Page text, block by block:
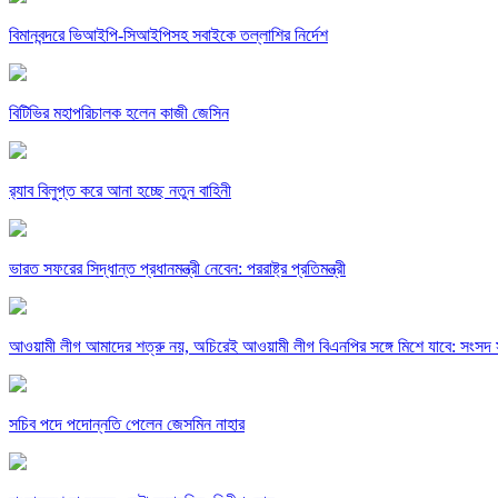
বিমানবন্দরে ভিআইপি-সিআইপিসহ সবাইকে তল্লাশির নির্দেশ
বিটিভির মহাপরিচালক হলেন কাজী জেসিন
র‍্যাব বিলুপ্ত করে আনা হচ্ছে নতুন বাহিনী
ভারত সফরের সিদ্ধান্ত প্রধানমন্ত্রী নেবেন: পররাষ্ট্র প্রতিমন্ত্রী
আওয়ামী লীগ আমাদের শত্রু নয়, অচিরেই আওয়ামী লীগ বিএনপির সঙ্গে মিশে যাবে: সংসদ
সচিব পদে পদোন্নতি পেলেন জেসমিন নাহার